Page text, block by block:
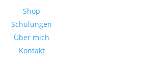
Shop
Schulungen
Über mich
Kontakt